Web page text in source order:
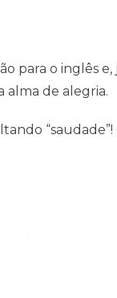
para o inglês
alma de alegria.
“saudade”!